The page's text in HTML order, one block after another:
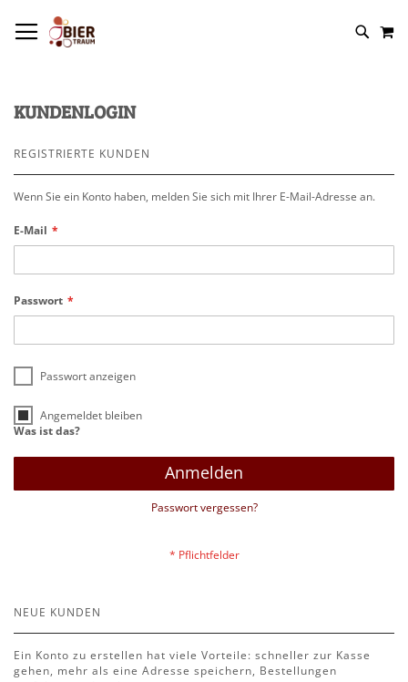
KUNDENLOGIN
REGISTRIERTE KUNDEN
Wenn Sie ein Konto haben, melden Sie sich mit Ihrer E-Mail-Adresse an.
E-Mail
Passwort
Passwort anzeigen
Angemeldet bleiben
Was ist das?
Anmelden
Passwort vergessen?
NEUE KUNDEN
Ein Konto zu erstellen hat viele Vorteile: schneller zur Kasse
gehen, mehr als eine Adresse speichern, Bestellungen